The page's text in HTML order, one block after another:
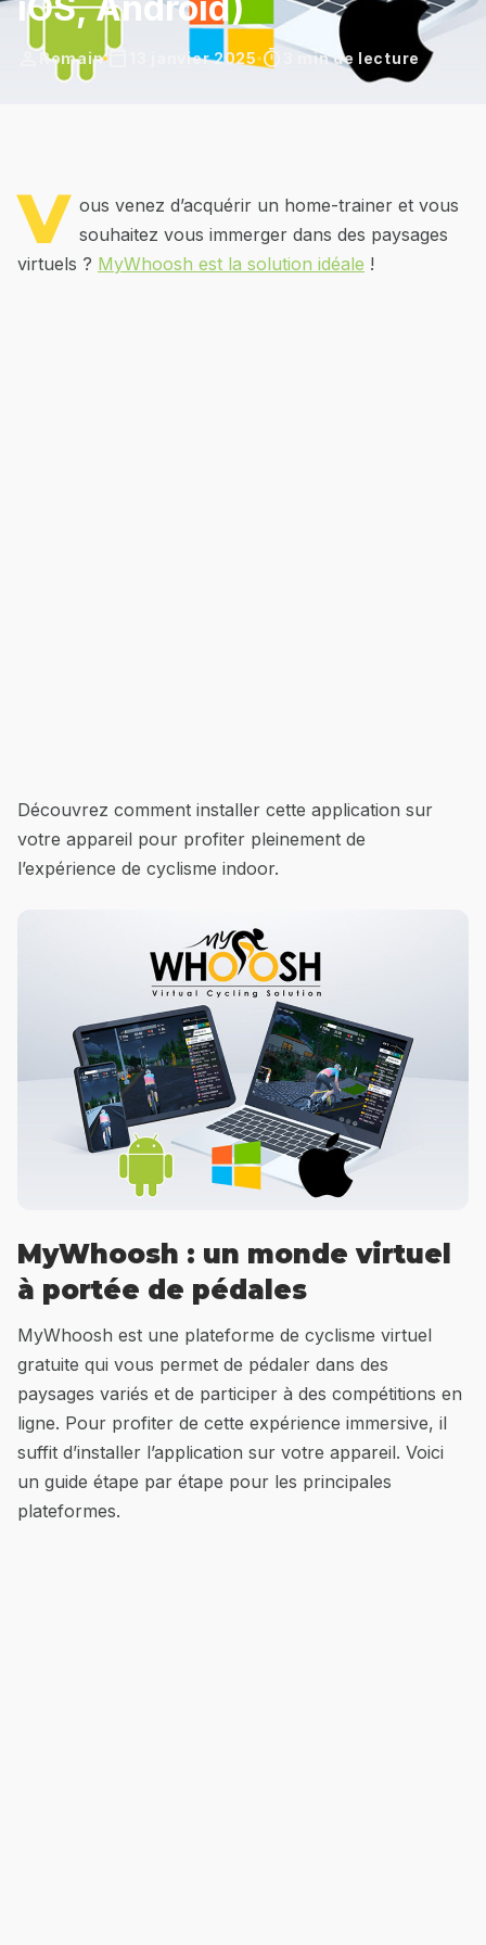
Romain 13 janvier 2025 timer 3 min de lecture
V ous venez d’acquérir un home-trainer et vous
souhaitez vous immerger dans des paysages
virtuels ? MyWhoosh est la solution idéale !
Découvrez comment installer cette application sur
votre appareil pour profiter pleinement de
l’expérience de cyclisme indoor.
MyWhoosh : un monde virtuel
à portée de pédales
MyWhoosh est une plateforme de cyclisme virtuel
gratuite qui vous permet de pédaler dans des
paysages variés et de participer à des compétitions en
ligne. Pour profiter de cette expérience immersive, il
suffit d’installer l’application sur votre appareil. Voici
un guide étape par étape pour les principales
plateformes.